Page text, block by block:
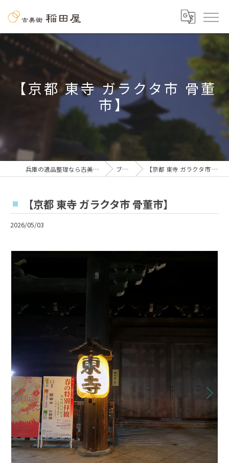
【京都 東寺 ガラクタ市 骨董
市】
兵庫の遺品整理なら古美術 稲田屋 ブログ 【京都 東寺 ガラクタ市 骨董市】
【京都 東寺 ガラクタ市 骨董市】
2026/05/03